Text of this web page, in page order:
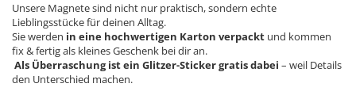
Unsere Magnete sind nicht nur praktisch, sondern echte
Lieblingsstücke für deinen Alltag.
Sie werden in eine hochwertigen Karton verpackt und kommen
fix & fertig als kleines Geschenk bei dir an.
Als Überraschung ist ein Glitzer-Sticker gratis dabei – weil Details
den Unterschied machen.